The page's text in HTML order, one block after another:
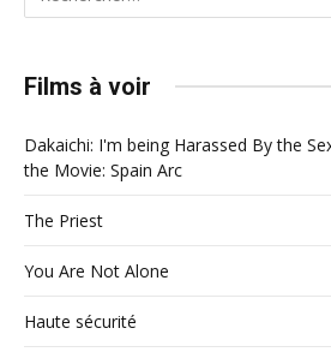
Films à voir
Dakaichi: I'm being Harassed By the
the Movie: Spain Arc
The Priest
You Are Not Alone
Haute sécurité